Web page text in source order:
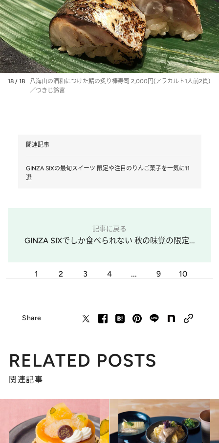
18 / 18
八海山の酒粕につけた鯖の炙り棒寿司 2,000円(アラカルト1人前2貫)
／つきじ鈴富
関連記事
GINZA SIXの最旬スイーツ 限定や注目のりんご菓子を一気に11
選
記事に戻る
GINZA SIXでしか食べられない 秋の味覚の限定...
1 2 3 4 ... 9 10
Share
RELATED POSTS
関連記事